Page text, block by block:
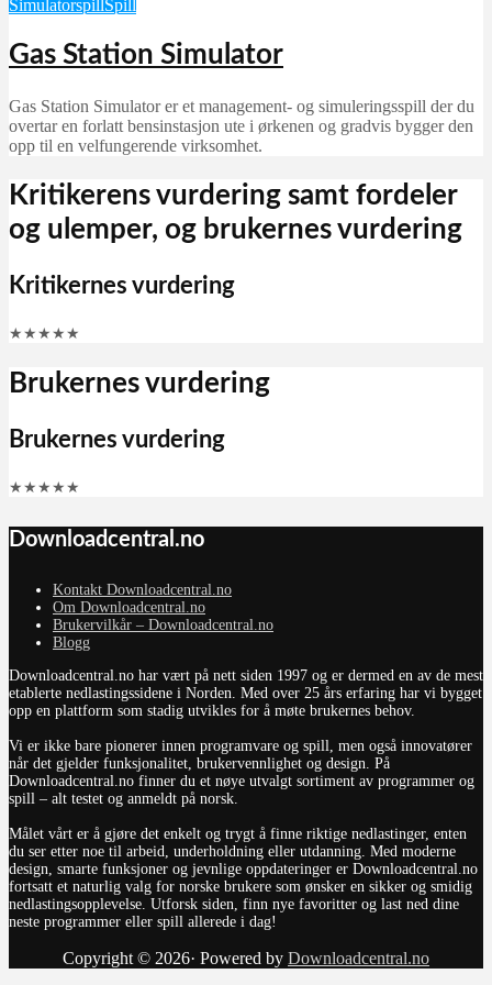
SimulatorspillSpill
Gas Station Simulator
Gas Station Simulator er et management- og simuleringsspill der du
overtar en forlatt bensinstasjon ute i ørkenen og gradvis bygger den
opp til en velfungerende virksomhet.
Kritikerens vurdering samt fordeler
og ulemper, og brukernes vurdering
Kritikernes vurdering
★ ★ ★ ★ ★
Brukernes vurdering
Brukernes vurdering
★ ★ ★ ★ ★
Downloadcentral.no
Kontakt Downloadcentral.no
Om Downloadcentral.no
Brukervilkår – Downloadcentral.no
Blogg
Downloadcentral.no har vært på nett siden 1997 og er dermed en av de mest
etablerte nedlastingssidene i Norden. Med over 25 års erfaring har vi bygget
opp en plattform som stadig utvikles for å møte brukernes behov.
Vi er ikke bare pionerer innen programvare og spill, men også innovatører
når det gjelder funksjonalitet, brukervennlighet og design. På
Downloadcentral.no finner du et nøye utvalgt sortiment av programmer og
spill – alt testet og anmeldt på norsk.
Målet vårt er å gjøre det enkelt og trygt å finne riktige nedlastinger, enten
du ser etter noe til arbeid, underholdning eller utdanning. Med moderne
design, smarte funksjoner og jevnlige oppdateringer er Downloadcentral.no
fortsatt et naturlig valg for norske brukere som ønsker en sikker og smidig
nedlastingsopplevelse. Utforsk siden, finn nye favoritter og last ned dine
neste programmer eller spill allerede i dag!
Copyright © 2026· Powered by Downloadcentral.no